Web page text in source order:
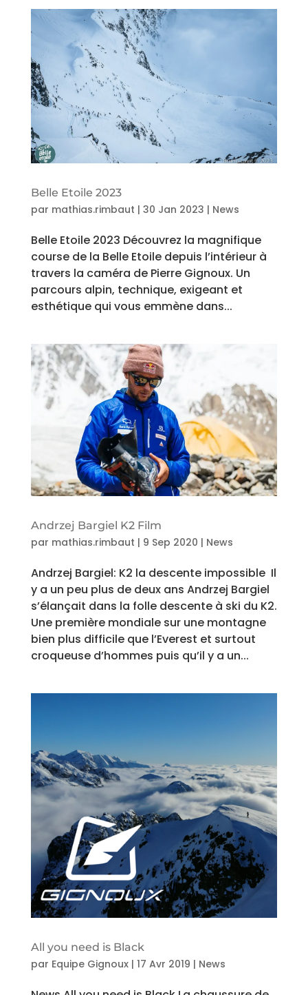
Belle Etoile 2023
par mathias.rimbaut | 30 Jan 2023 | News
Belle Etoile 2023 Découvrez la magnifique
course de la Belle Etoile depuis l’intérieur à
travers la caméra de Pierre Gignoux. Un
parcours alpin, technique, exigeant et
esthétique qui vous emmène dans...
Andrzej Bargiel K2 Film
par mathias.rimbaut | 9 Sep 2020 | News
Andrzej Bargiel: K2 la descente impossible Il
y a un peu plus de deux ans Andrzej Bargiel
s’élançait dans la folle descente à ski du K2.
Une première mondiale sur une montagne
bien plus difficile que l’Everest et surtout
croqueuse d’hommes puis qu’il y a un...
All you need is Black
par Equipe Gignoux| 17 Avr 2019 | News